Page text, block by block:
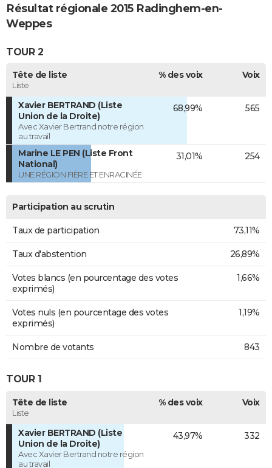
Résultat régionale 2015 Radinghem-en-
Weppes
TOUR 2
Tête de liste
Liste
% des voix Voix
Xavier BERTRAND (Liste
Union de la Droite)
Avec Xavier Bertrand notre région
au travail
68,99% 565
Marine LE PEN (Liste Front
National)
UNE RÉGION FIÈRE ET ENRACINÉE
31,01% 254
Participation au scrutin
Taux de participation 73,11%
Taux d'abstention 26,89%
Votes blancs (en pourcentage des votes
exprimés)
1,66%
Votes nuls (en pourcentage des votes
exprimés)
1,19%
Nombre de votants 843
TOUR 1
Tête de liste
Liste
% des voix Voix
Xavier BERTRAND (Liste
Union de la Droite)
Avec Xavier Bertrand notre région
au travail
43,97% 332